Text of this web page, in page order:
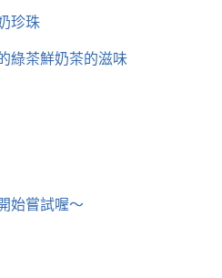
珍珠
綠茶鮮奶茶的滋味
始嘗試喔～